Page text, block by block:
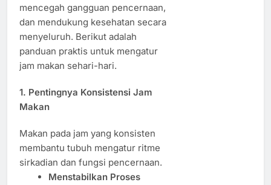
mencegah gangguan pencernaan,
dan mendukung kesehatan secara
menyeluruh. Berikut adalah
panduan praktis untuk mengatur
jam makan sehari-hari.
1. Pentingnya Konsistensi Jam
Makan
Makan pada jam yang konsisten
membantu tubuh mengatur ritme
sirkadian dan fungsi pencernaan.
Menstabilkan Proses